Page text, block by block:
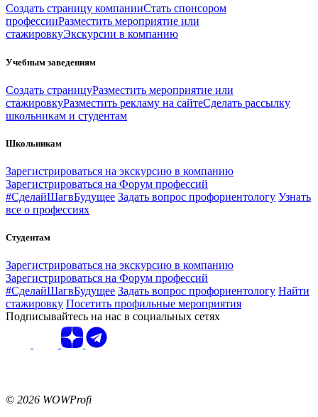
Создать страницу компанииСтать спонсором
профессииРазместить мероприятие или
стажировкуЭкскурсии в компанию
Учебным заведениям
Создать страницуРазместить мероприятие или
стажировкуРазместить рекламу на сайтеСделать рассылку
школьникам и студентам
Школьникам
Зарегистрироваться на экскурсию в компанию
Зарегистрироваться на Форум профессий
#СделайШагвБудущее Задать вопрос профориентологу Узнать
все о профессиях
Студентам
Зарегистрироваться на экскурсию в компанию
Зарегистрироваться на Форум профессий
#СделайШагвБудущее Задать вопрос профориентологу Найти
стажировку Посетить профильные мероприятия
Подписывайтесь на нас в социальных сетях
© 2026 WOWProfi